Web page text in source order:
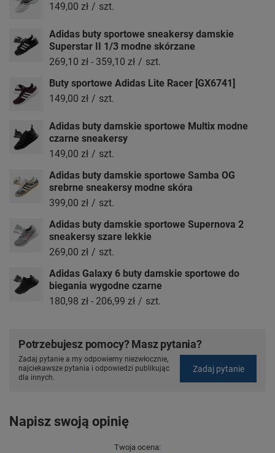
149,00 zł / szt.
Adidas buty sportowe sneakersy damskie
Superstar II 1/3 modne skórzane
269,10 zł - 359,10 zł / szt.
Buty sportowe Adidas Lite Racer [GX6741]
149,00 zł / szt.
Adidas buty damskie sportowe Multix modne
czarne sneakersy
149,00 zł / szt.
Adidas buty damskie sportowe Samba OG
srebrne sneakersy modne skóra
399,00 zł / szt.
Adidas buty damskie sportowe Supernova 2
sneakersy szare lekkie
269,00 zł / szt.
Adidas Galaxy 6 buty damskie sportowe do
biegania wygodne czarne
180,98 zł - 206,99 zł / szt.
Potrzebujesz pomocy? Masz pytania?
Zadaj pytanie a my odpowiemy niezwłocznie,
najciekawsze pytania i odpowiedzi publikując
dla innych.
Zadaj pytanie
Napisz swoją opinię
Twoja ocena: